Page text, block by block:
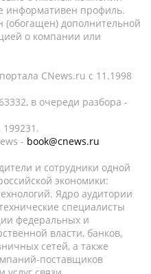
информативен профиль.
дополнительной
о компании или
CNews.ru c 11.1998
в очереди разбора -
- book@cnews.ru
и сотрудники одной
экономики:
Ядро аудитории
специалисты
федеральных и
власти, банков,
сетей, а также
поставщиков